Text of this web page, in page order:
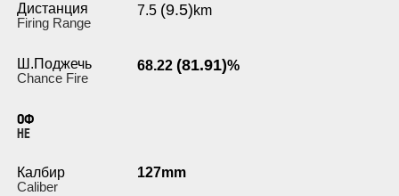
Дистанция
Firing Range
7.5 (9.5)km
Ш.Поджечь
Chance Fire
68.22 (81.91)%
ОФ
HE
Калбир
Caliber
127mm